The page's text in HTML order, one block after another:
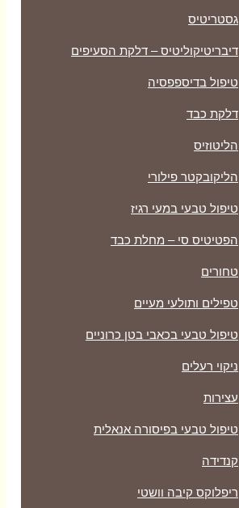
גסטריטיס
דיבריטיקוליטיס – דלקת הסעיפים
טיפול בדיספפסיה
דלקת כבד
הליטוזיס
הליקובקטר פילורי
טיפול טבעי במעי רגיז
הפטיטיס סי – מחלת כבד
טחורים
טפילים ותולעי מעיים
טיפול טבעי בכאבי בטן כרוניים
ניקוי רעלים
עצירות
טיפול טבעי בפיסורה אנאלית
קנדידה
ריפלוקס קיבה וושטי